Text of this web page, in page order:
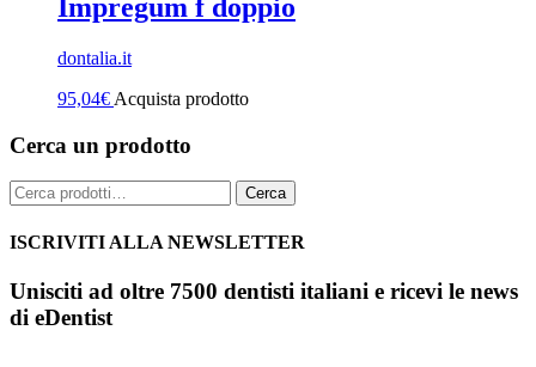
Impregum f doppio
dontalia.it
95,04€ Acquista prodotto
Cerca un prodotto
Cerca: Cerca
ISCRIVITI ALLA NEWSLETTER
Unisciti ad oltre 7500 dentisti italiani e ricevi le news
di eDentist